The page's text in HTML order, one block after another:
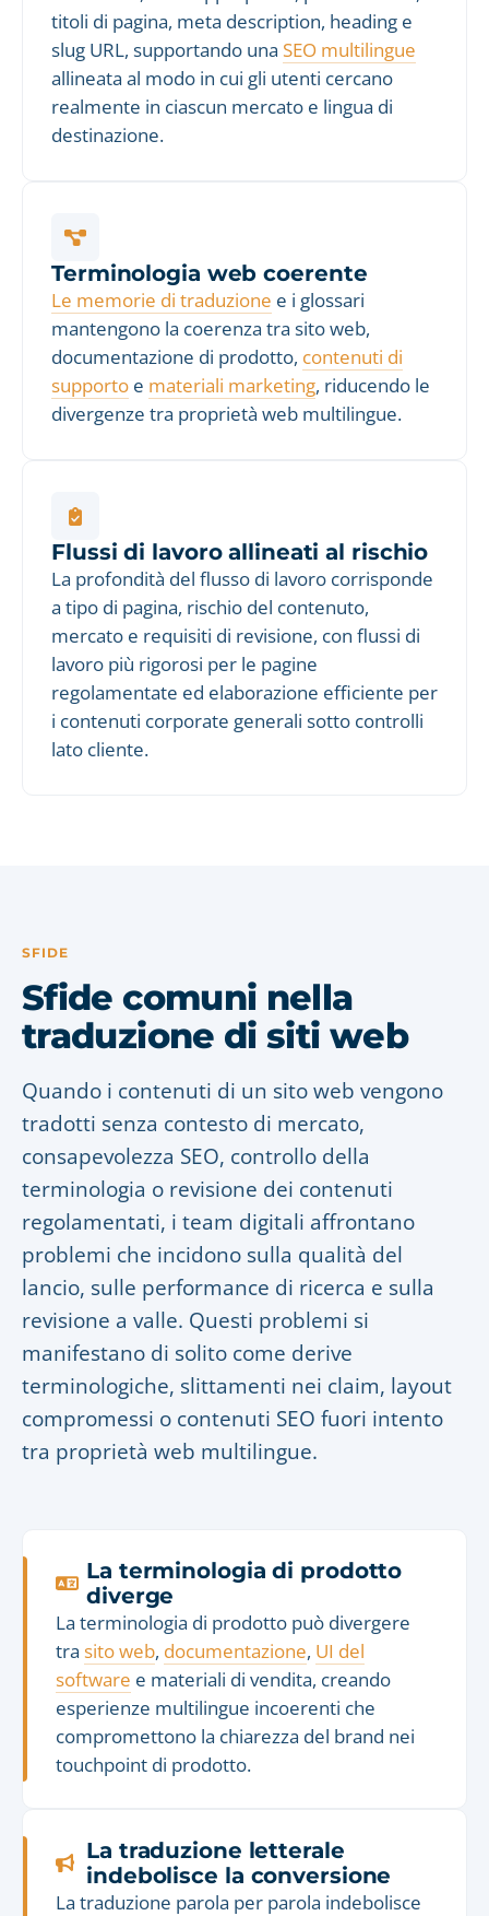
titoli di pagina, meta description, heading e
slug URL, supportando una SEO multilingue
allineata al modo in cui gli utenti cercano
realmente in ciascun mercato e lingua di
destinazione.
Terminologia web coerente
Le memorie di traduzione e i glossari
mantengono la coerenza tra sito web,
documentazione di prodotto, contenuti di
supporto e materiali marketing, riducendo le
divergenze tra proprietà web multilingue.
Flussi di lavoro allineati al rischio
La profondità del flusso di lavoro corrisponde
a tipo di pagina, rischio del contenuto,
mercato e requisiti di revisione, con flussi di
lavoro più rigorosi per le pagine
regolamentate ed elaborazione efficiente per
i contenuti corporate generali sotto controlli
lato cliente.
SFIDE
Sfide comuni nella
traduzione di siti web
Quando i contenuti di un sito web vengono
tradotti senza contesto di mercato,
consapevolezza SEO, controllo della
terminologia o revisione dei contenuti
regolamentati, i team digitali affrontano
problemi che incidono sulla qualità del
lancio, sulle performance di ricerca e sulla
revisione a valle. Questi problemi si
manifestano di solito come derive
terminologiche, slittamenti nei claim, layout
compromessi o contenuti SEO fuori intento
tra proprietà web multilingue.
La terminologia di prodotto
diverge
La terminologia di prodotto può divergere
tra sito web, documentazione, UI del
software e materiali di vendita, creando
esperienze multilingue incoerenti che
compromettono la chiarezza del brand nei
touchpoint di prodotto.
La traduzione letterale
indebolisce la conversione
La traduzione parola per parola indebolisce